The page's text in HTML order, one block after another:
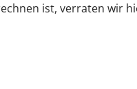
ist, verraten wir